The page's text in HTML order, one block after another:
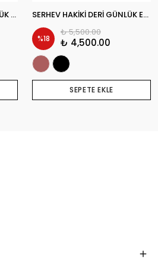
POWSHE HAKİKİ DERİ GÜNLÜK ERKEK KLASİK AYAKKABI SERHEV HAKİKİ DERİ GÜNLÜK ERKEK KLASİK AYAKKABI
%18
₺ 5,500.00
₺ 4,500.00
SEPETE EKLE